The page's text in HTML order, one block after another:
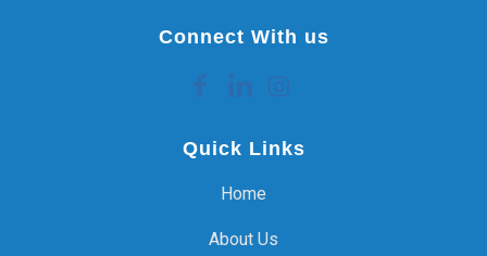
Connect With us
Quick Links
Home
About Us